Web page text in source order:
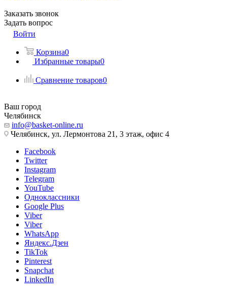
Заказать звонок
Задать вопрос
Войти
Корзина0
Избранные товары0
Сравнение товаров0
Ваш город
Челябинск
info@basket-online.ru
Челябинск, ул. Лермонтова 21, 3 этаж, офис 4
Facebook
Twitter
Instagram
Telegram
YouTube
Одноклассники
Google Plus
Viber
Viber
WhatsApp
Яндекс.Дзен
TikTok
Pinterest
Snapchat
LinkedIn